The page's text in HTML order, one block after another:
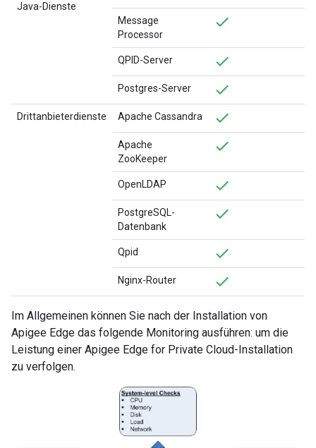
Java-Dienste
Message
Processor
QPID-Server
Postgres-Server
Drittanbieterdienste Apache Cassandra
Apache
ZooKeeper
OpenLDAP
PostgreSQL-
Datenbank
Qpid
Nginx-Router
Im Allgemeinen können Sie nach der Installation von
Apigee Edge das folgende Monitoring ausführen: um die
Leistung einer Apigee Edge for Private Cloud-Installation
zu verfolgen.